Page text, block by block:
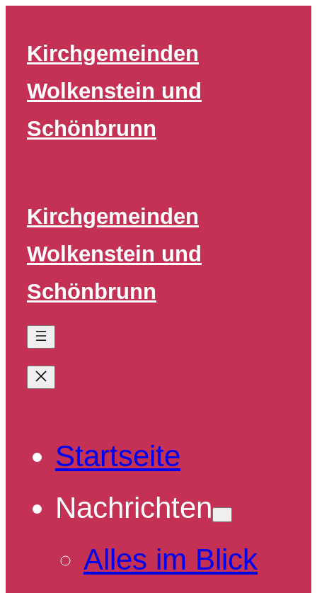
springen
Kirchgemeinden
Wolkenstein und
Schönbrunn
Kirchgemeinden
Wolkenstein und
Schönbrunn
Startseite
Nachrichten
Alles im Blick